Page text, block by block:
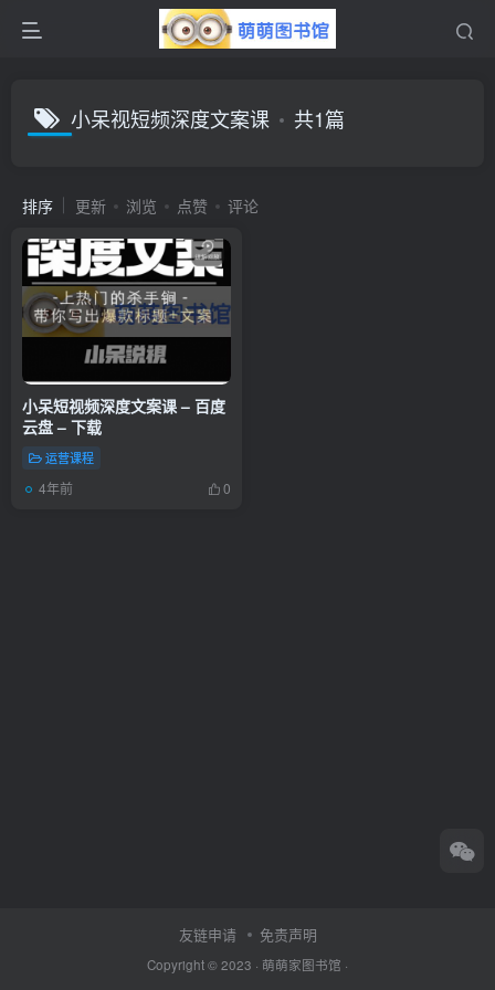
小呆视短‬频深度文案课 共1篇
排序 更新 浏览 点赞 评论
小呆短视‬频深度文案课 – 百度
云盘 – 下载
运营课程
4年前 0
友链申请 免责声明
Copyright © 2023 · 萌萌家图书馆 ·